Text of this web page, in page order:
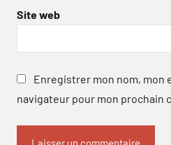
Site web
Enregistrer mon nom, mon
navigateur pour mon prochain